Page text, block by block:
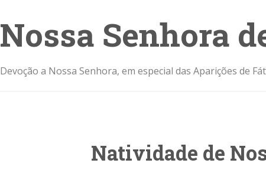
Nossa Senhora
Devoção a Nossa Senhora, em especial das Aparições de
Natividade de